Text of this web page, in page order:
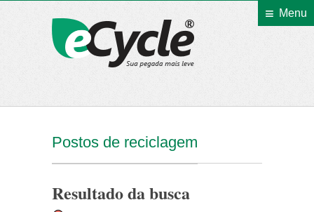
Menu
Postos de reciclagem
Resultado da busca